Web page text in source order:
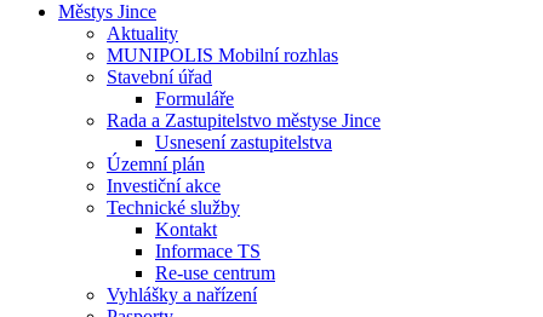
Městys Jince
Aktuality
MUNIPOLIS Mobilní rozhlas
Stavební úřad
Formuláře
Rada a Zastupitelstvo městyse Jince
Usnesení zastupitelstva
Územní plán
Investiční akce
Technické služby
Kontakt
Informace TS
Re-use centrum
Vyhlášky a nařízení